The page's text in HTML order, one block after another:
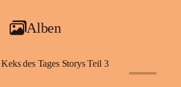
Alben
Keks des Tages Storys Teil 3